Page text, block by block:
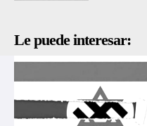
Le puede interesar: